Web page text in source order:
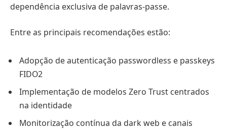
dependência exclusiva de palavras-passe.
Entre as principais recomendações estão:
Adopção de autenticação passwordless e passkeys
FIDO2
Implementação de modelos Zero Trust centrados
na identidade
Monitorização contínua da dark web e canais